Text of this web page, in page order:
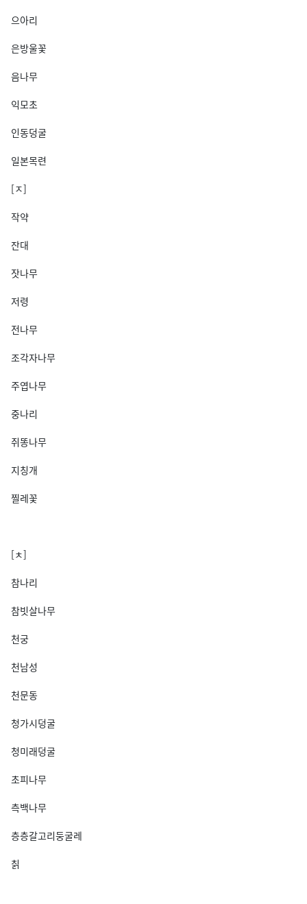
으아리
은방울꽃
음나무
익모초
인동덩굴
일본목련
[ㅈ]
작약
잔대
잣나무
저령
전나무
조각자나무
주엽나무
중나리
쥐똥나무
지칭개
찔레꽃
[ㅊ]
참나리
참빗살나무
천궁
천남성
천문동
청가시덩굴
청미래덩굴
초피나무
측백나무
층층갈고리둥굴레
칡